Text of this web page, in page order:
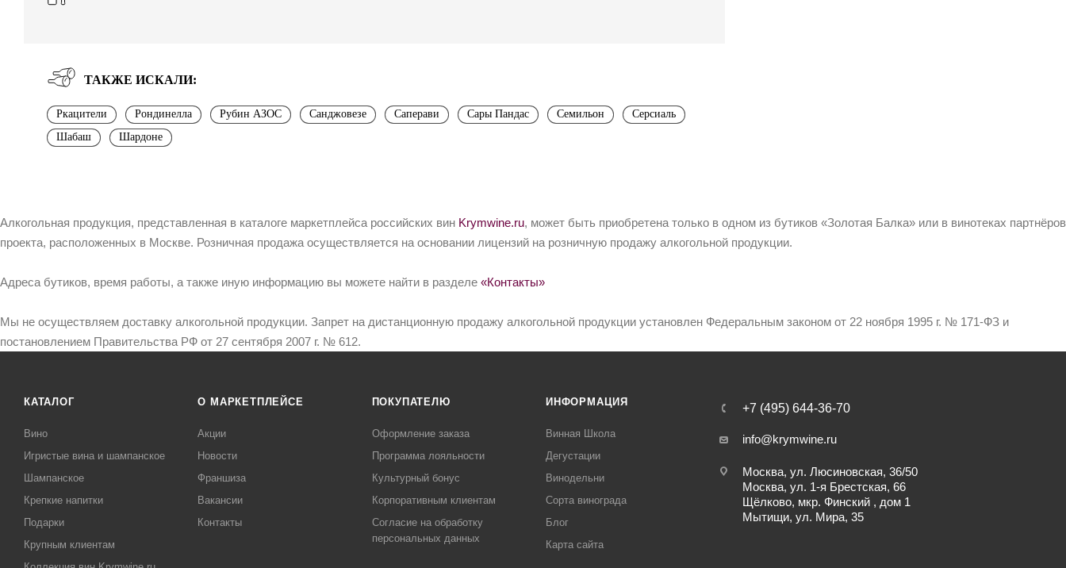
ТАКЖЕ ИСКАЛИ:
Ркацители Рондинелла Рубин АЗОС Санджовезе Саперави Сары Пандас Семильон
Серсиаль
Шабаш
Шардоне
Алкогольная продукция, представленная в каталоге маркетплейса российских вин Krymwine.ru, может быть приобретена только в одном из бутиков «Золотая Балка» или в винотеках партнёров
проекта, расположенных в Москве. Розничная продажа осуществляется на основании лицензий на розничную продажу алкогольной продукции.
Адреса бутиков, время работы, а также иную информацию вы можете найти в разделе «Контакты»
Мы не осуществляем доставку алкогольной продукции. Запрет на дистанционную продажу алкогольной продукции установлен Федеральным законом от 22 ноября 1995 г. № 171-ФЗ и
постановлением Правительства РФ от 27 сентября 2007 г. № 612.
КАТАЛОГ
Вино
Игристые вина и шампанское
Шампанское
Крепкие напитки
Подарки
Крупным клиентам
О МАРКЕТПЛЕЙСЕ
Акции
Новости
Франшиза
Вакансии
Контакты
ПОКУПАТЕЛЮ
Оформление заказа
Программа лояльности
Культурный бонус
Корпоративным клиентам
Согласие на обработку
персональных данных
ИНФОРМАЦИЯ
Винная Школа
Дегустации
Винодельни
Сорта винограда
Блог
Карта сайта
+7 (495) 644-36-70
info@krymwine.ru
Москва, ул. Люсиновская, 36/50
Москва, ул. 1-я Брестская, 66
Щёлково, мкр. Финский , дом 1
Мытищи, ул. Мира, 35